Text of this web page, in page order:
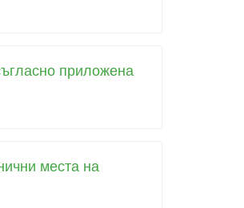
приложена
места на